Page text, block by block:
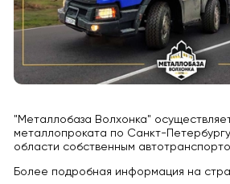
"Металлобаза Волхонка"
металлопроката по Санкт-
области собственным
Более подробная информация на